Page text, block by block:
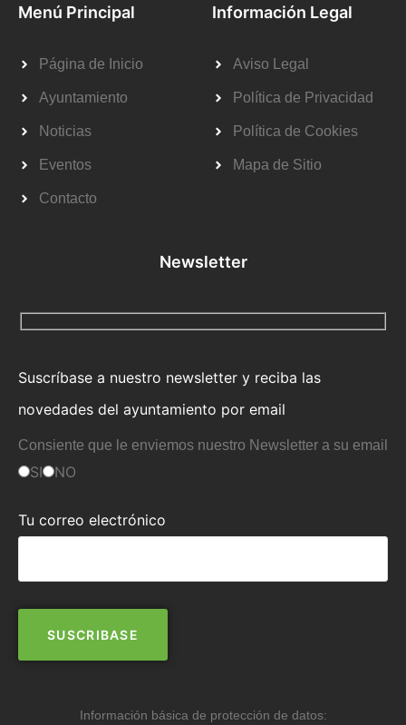
Menú Principal
Página de Inicio
Ayuntamiento
Noticias
Eventos
Contacto
Información Legal
Aviso Legal
Política de Privacidad
Política de Cookies
Mapa de Sitio
Newsletter
Suscríbase a nuestro newsletter y reciba las
novedades del ayuntamiento por email
Consiente que le enviemos nuestro Newsletter a su email
SI NO
Tu correo electrónico
Información básica de protección de datos: